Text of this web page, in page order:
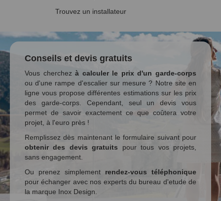
Trouvez un installateur
Conseils et devis gratuits
Vous cherchezà calculer le prix d'un garde-corps
ou d'une rampe d'escalier sur mesure ? Notre site en
ligne vous propose différentes estimations sur les prix
des garde-corps. Cependant, seul un devis vous
permet de savoir exactement ce que coûtera votre
projet, à l'euro près !
Remplissez dès maintenant le formulaire suivant pour
obtenir des devis gratuits pour tous vos projets,
sans engagement.
Ou prenez simplement rendez-vous téléphonique
pour échanger avec nos experts du bureau d'etude de
la marque Inox Design.